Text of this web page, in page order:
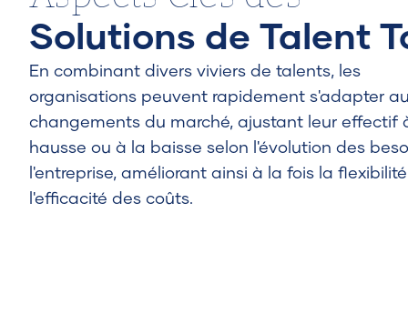
Solutions de Talent
En combinant divers viviers de talents, les
organisations peuvent rapidement s'adapter
changements du marché, ajustant leur effectif
hausse ou à la baisse selon l'évolution des
l'entreprise, améliorant ainsi à la fois la
l'efficacité des coûts.